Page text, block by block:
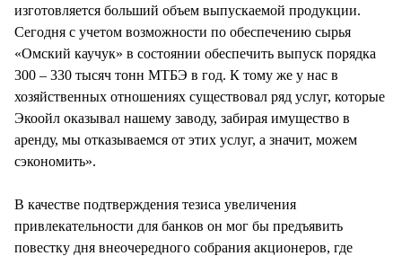
изготовляется больший объем выпускаемой продукции.
Сегодня с учетом возможности по обеспечению сырья
«Омский каучук» в состоянии обеспечить выпуск порядка
300 – 330 тысяч тонн МТБЭ в год. К тому же у нас в
хозяйственных отношениях существовал ряд услуг, которые
Экоойл оказывал нашему заводу, забирая имущество в
аренду, мы отказываемся от этих услуг, а значит, можем
сэкономить».
В качестве подтверждения тезиса увеличения
привлекательности для банков он мог бы предъявить
повестку дня внеочередного собрания акционеров, где